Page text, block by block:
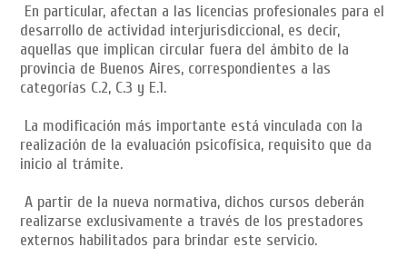
En particular, afectan a las licencias profesionales para el
desarrollo de actividad interjurisdiccional, es decir,
aquellas que implican circular fuera del ámbito de la
provincia de Buenos Aires, correspondientes a las
categorías C.2, C.3 y E.1.
La modificación más importante está vinculada con la
realización de la evaluación psicofísica, requisito que da
inicio al trámite.
A partir de la nueva normativa, dichos cursos deberán
realizarse exclusivamente a través de los prestadores
externos habilitados para brindar este servicio.